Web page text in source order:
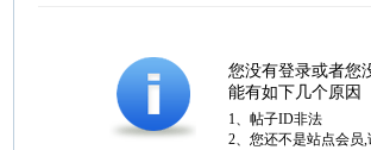
您没有登录或者您
能有如下几个原因
1、帖子ID非法
2、您还不是站点会员